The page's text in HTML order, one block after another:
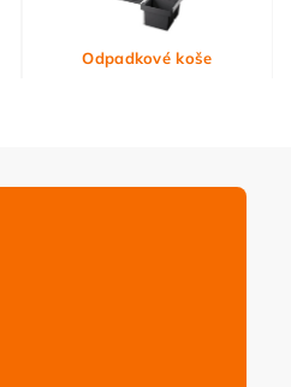
Odpadkové koše